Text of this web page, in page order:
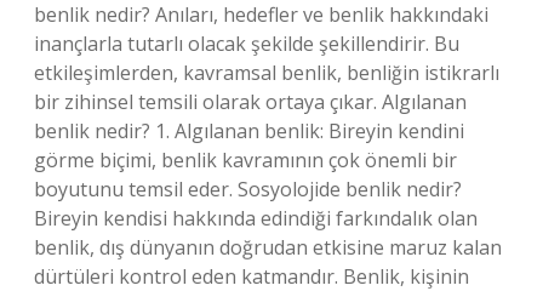
benlik nedir? Anıları, hedefler ve benlik hakkındaki
inançlarla tutarlı olacak şekilde şekillendirir. Bu
etkileşimlerden, kavramsal benlik, benliğin istikrarlı
bir zihinsel temsili olarak ortaya çıkar. Algılanan
benlik nedir? 1. Algılanan benlik: Bireyin kendini
görme biçimi, benlik kavramının çok önemli bir
boyutunu temsil eder. Sosyolojide benlik nedir?
Bireyin kendisi hakkında edindiği farkındalık olan
benlik, dış dünyanın doğrudan etkisine maruz kalan
dürtüleri kontrol eden katmandır. Benlik, kişinin